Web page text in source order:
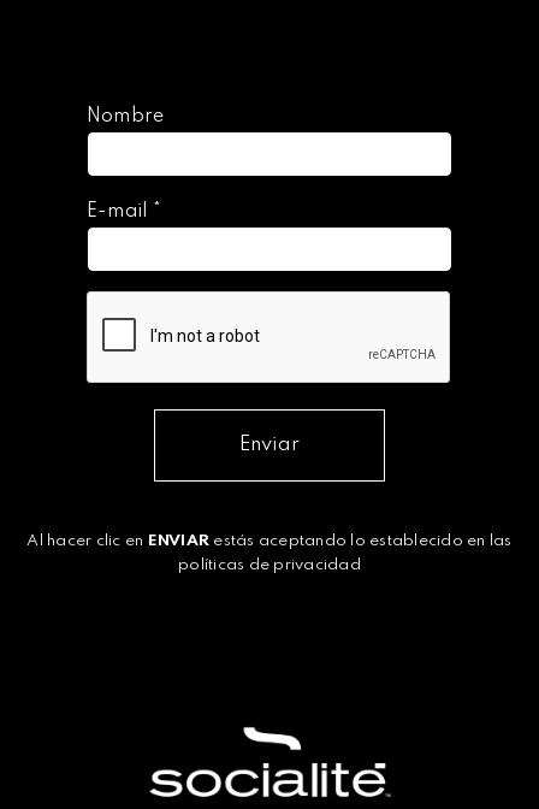
Nombre
E-mail *
Enviar
Al hacer clic en ENVIAR estás aceptando lo establecido en las
políticas de privacidad